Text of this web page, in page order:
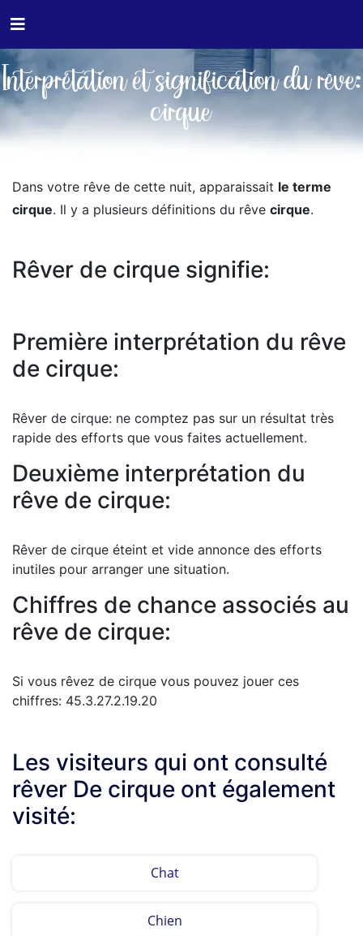
Interprétation et signification du rêve:
cirque
Dans votre rêve de cette nuit, apparaissait le terme
cirque. Il y a plusieurs définitions du rêve cirque.
Rêver de cirque signifie:
Première interprétation du rêve
de cirque:
Rêver de cirque: ne comptez pas sur un résultat très
rapide des efforts que vous faites actuellement.
Deuxième interprétation du
rêve de cirque:
Rêver de cirque éteint et vide annonce des efforts
inutiles pour arranger une situation.
Chiffres de chance associés au
rêve de cirque:
Si vous rêvez de cirque vous pouvez jouer ces
chiffres: 45.3.27.2.19.20
Les visiteurs qui ont consulté
rêver De cirque ont également
visité:
Chat
Chien